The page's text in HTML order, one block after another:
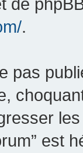
.
pas
est